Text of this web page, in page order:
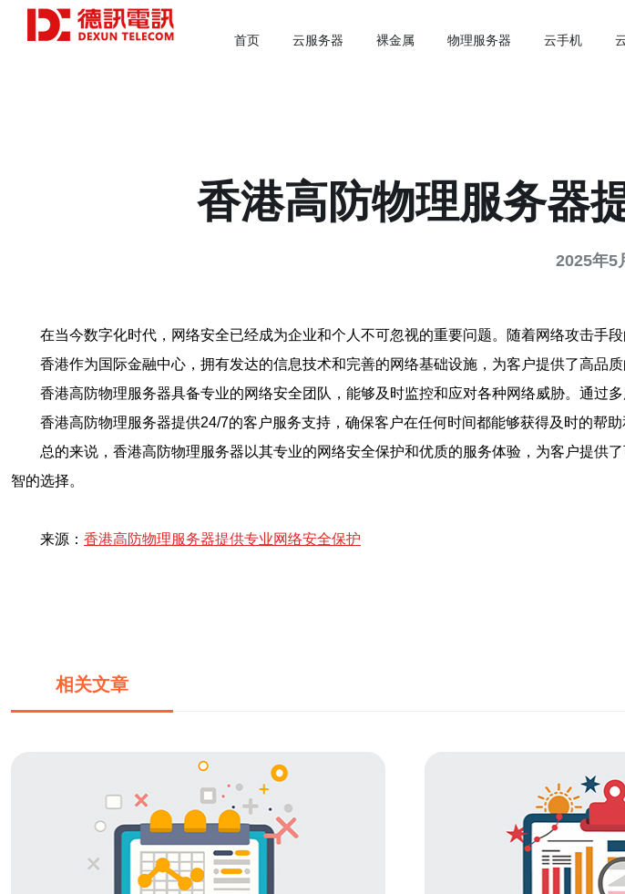
首页 云服务器 裸金属 物理服务器 云手机
香港高防物理服务器
2025年5
在当今数字化时代，网络安全已经成为企业和个人不可忽视的重要问题。随着网络攻击手
香港作为国际金融中心，拥有发达的信息技术和完善的网络基础设施，为客户提供了高品
香港高防物理服务器具备专业的网络安全团队，能够及时监控和应对各种网络威胁。通过
香港高防物理服务器提供24/7的客户服务支持，确保客户在任何时间都能够获得及时的帮
总的来说，香港高防物理服务器以其专业的网络安全保护和优质的服务体验，为客户提供
智的选择。
来源： 香港高防物理服务器提供专业网络安全保护
相关文章